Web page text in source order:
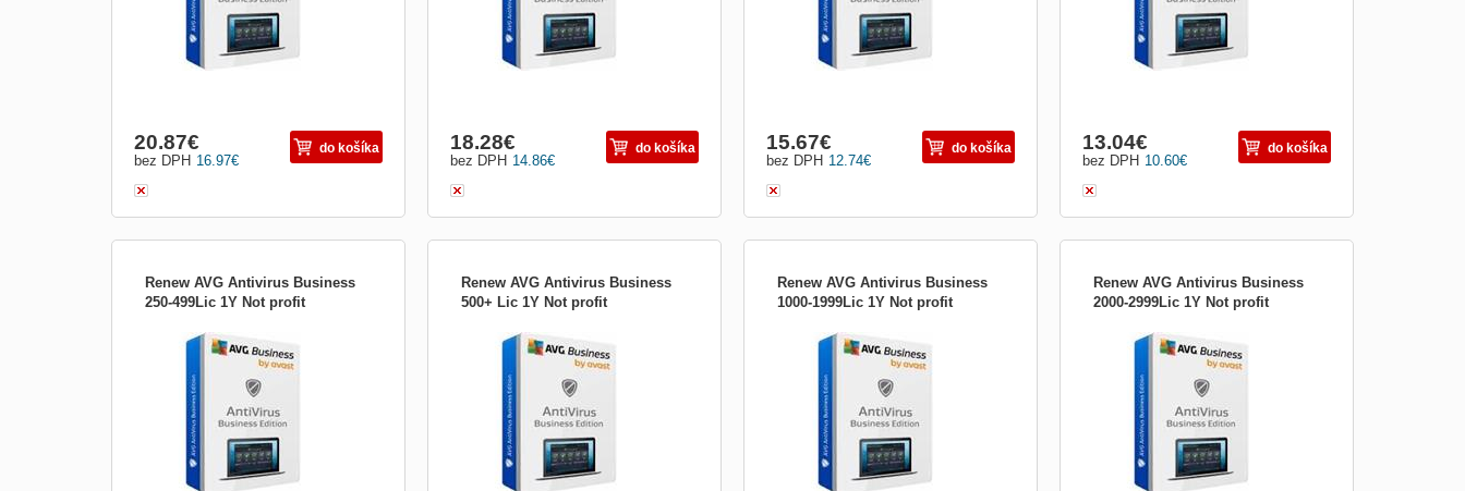
16.97€
bez DPH
20.87€ do košíka
14.86€
bez DPH
18.28€ do košíka
12.74€
bez DPH
15.67€ do košíka
10.60€
bez DPH
13.04€ do košíka
Renew AVG Antivirus Business
250-499Lic 1Y Not profit
Chraňte svá firemní koncová zařízení, e-
mail a síť před ransomwarem, spamem,
phishingem a dalšími hrozbami. Bezpečná
síť. Okamžitě. CyberCapture Když si do
některého z počítačů stáhnete neznámý
soubor, jeho kopii odešleme do naší virové
laboratoře, kte...
Renew AVG Antivirus Business
500+ Lic 1Y Not profit
Chraňte svá firemní koncová zařízení, e-
mail a síť před ransomwarem, spamem,
phishingem a dalšími hrozbami. Bezpečná
síť. Okamžitě. CyberCapture Když si do
některého z počítačů stáhnete neznámý
soubor, jeho kopii odešleme do naší virové
laboratoře, kte...
Renew AVG Antivirus Business
1000-1999Lic 1Y Not profit
Chraňte svá firemní koncová zařízení, e-
mail a síť před ransomwarem, spamem,
phishingem a dalšími hrozbami. Bezpečná
síť. Okamžitě. CyberCapture Když si do
některého z počítačů stáhnete neznámý
soubor, jeho kopii odešleme do naší virové
laboratoře, kte...
Renew AVG Antivirus Business
2000-2999Lic 1Y Not profit
Chraňte svá firemní koncová zařízení, e-
mail a síť před ransomwarem, spamem,
phishingem a dalšími hrozbami. Bezpečná
síť. Okamžitě. CyberCapture Když si do
některého z počítačů stáhnete neznámý
soubor, jeho kopii odešleme do naší virové
laboratoře, kte...